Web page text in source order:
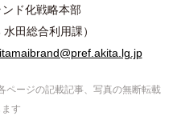
ド化戦略本部
田総合利用課）
ページの記載記事、写真の無断転載
す